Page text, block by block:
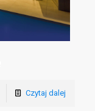
Czytaj dalej